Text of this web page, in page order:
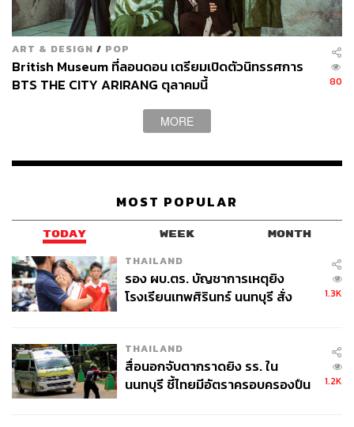
พสิษฐ์ คงคุณากรกุล
คนทำงานข่าวตัวเล็กๆ สนใจงาน
วารสารศาสตร์เชิงข้อมูล และสถานการณ์
รอบตัว
ART & DESIGN / POP
British Museum ที่ลอนดอน เตรียมเปิดตัวนิทรรศการ
BTS THE CITY ARIRANG ตุลาคมนี้
80
MORE
MOST POPULAR
TODAY WEEK MONTH
THAILAND
รอง ผบ.ตร. บัญชาการเหตุยิง
โรงเรียนเทพศิรินทร์ นนทบุรี สั่ง
1.3K
THAILAND
สื่อนอกจับตากราดยิง รร. ใน
นนทบุรี ชี้ไทยมีอัตราครอบครองปืน
1.2K